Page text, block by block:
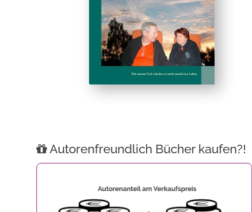
Autorenfreundlich Bücher kaufen?!